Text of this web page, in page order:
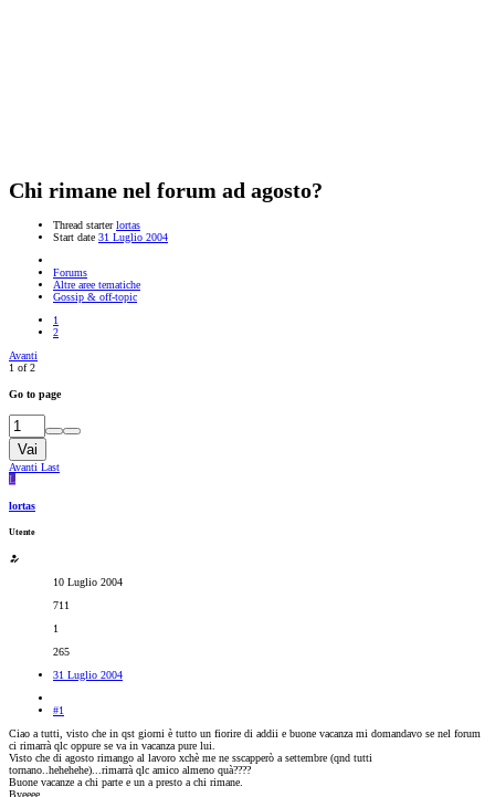
Chi rimane nel forum ad agosto?
Thread starter lortas
Start date 31 Luglio 2004
Forums
Altre aree tematiche
Gossip & off-topic
1
2
Avanti
1 of 2
Go to page
Vai
Avanti Last
L
lortas
Utente
10 Luglio 2004
711
1
265
31 Luglio 2004
#1
Ciao a tutti, visto che in qst giorni è tutto un fiorire di addii e buone vacanza mi domandavo se nel forum
ci rimarrà qlc oppure se va in vacanza pure lui.
Visto che di agosto rimango al lavoro xchè me ne sscapperò a settembre (qnd tutti
tornano..hehehehe)...rimarrà qlc amico almeno quà????
Buone vacanze a chi parte e un a presto a chi rimane.
Byeeee